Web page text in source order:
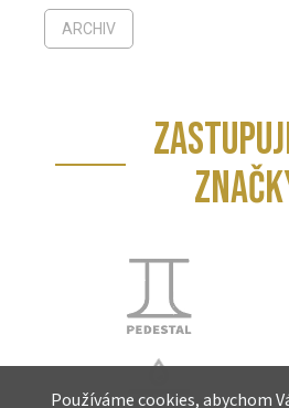
Používáme cookies, abychom
ARCHIV